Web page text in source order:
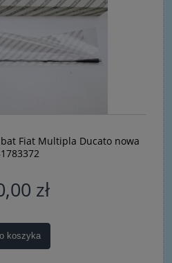
Fiat Multipla Ducato nowa
zł
koszyka